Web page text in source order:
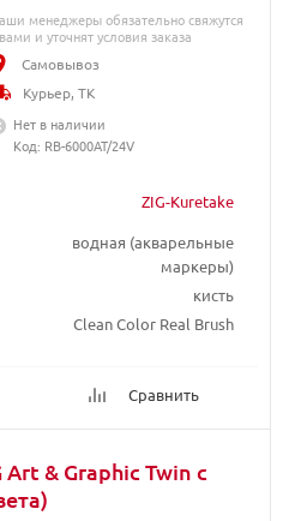
ZIG-Kuretake
водная (акварельные
маркеры)
кисть
Clean Color Real Brush
Сравнить
менеджеры обязательно свяжутся
и уточнят условия заказа
Самовывоз
Курьер, ТК
Нет в наличии
Код: RB-6000AT/24V
& Graphic Twin с